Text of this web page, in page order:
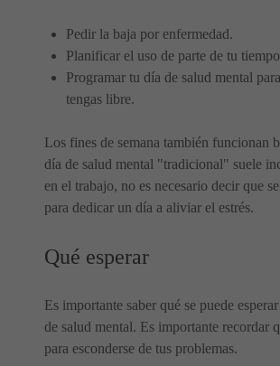
Pedir la baja por enfermedad.
Planificar el uso de parte de tu
Programar tu día de salud mental
tengas libre.
Los fines de semana también funcionan
día de salud mental "tradicional" suele
en el trabajo, no es necesario decir que
para dedicar un día a aliviar el estrés.
Qué esperar
Es importante saber qué se puede
de salud mental. Es importante recordar
para esconderse de tus problemas.